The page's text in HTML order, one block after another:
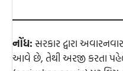
નોંધ: સરકાર દ્વારા
આવે છે, તેથી અરજી કરતા